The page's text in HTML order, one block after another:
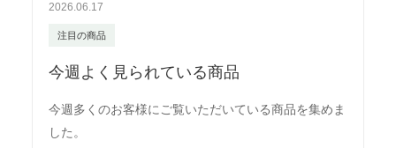
2026.06.17
注目の商品
今週よく見られている商品
今週多くのお客様にご覧いただいている商品を集めま
した。